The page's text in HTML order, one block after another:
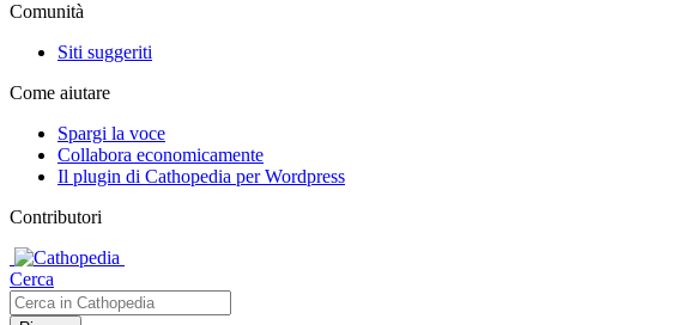
Comunità
Siti suggeriti
Come aiutare
Spargi la voce
Collabora economicamente
Il plugin di Cathopedia per Wordpress
Contributori
Cerca